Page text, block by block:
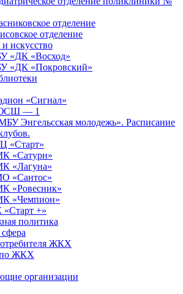
отделение
отделение
и искусство
«ДК «Восход»
«ДК «Покровский»
«Сигнал»
— 1
Энгельсская молодежь». Расписание
«Старт»
«Сатурн»
«Лагуна»
«Сантос»
«Ровесник»
«Чемпион»
+»
политика
ЖКХ
ЖКХ
организации